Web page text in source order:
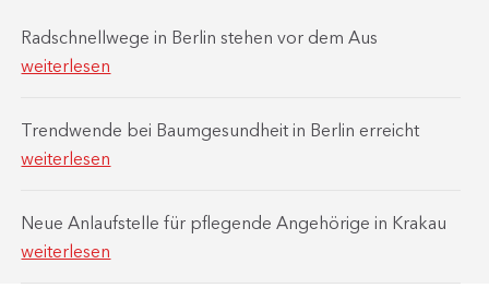
Radschnellwege in Berlin stehen vor dem Aus
weiterlesen
Trendwende bei Baumgesundheit in Berlin erreicht
weiterlesen
Neue Anlaufstelle für pflegende Angehörige in Krakau
weiterlesen